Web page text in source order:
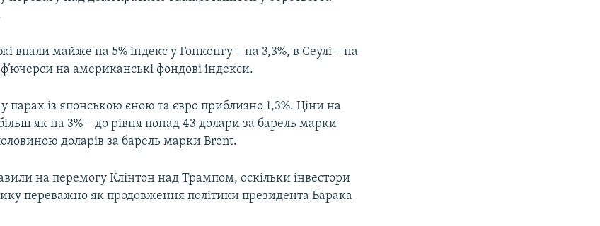
впали майже на 5% індекс у Гонконгу – на 3,3%, в Сеулі – на
на американські фондові індекси.
парах із японською єною та євро приблизно 1,3%. Ціни на
як на 3% – до рівня понад 43 долари за барель марки
доларів за барель марки Brent.
на перемогу Клінтон над Трампом, оскільки інвестори
переважно як продовження політики президента Барака